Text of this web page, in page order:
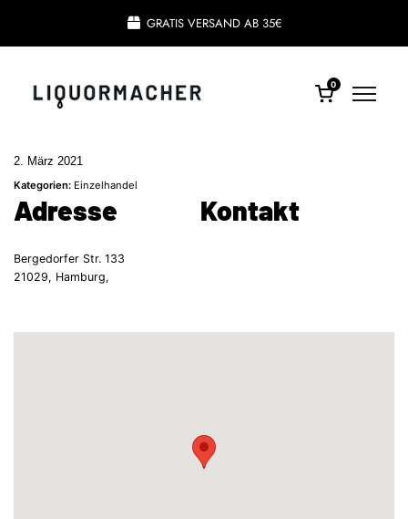
GRATIS VERSAND AB 35€
0
2. März 2021
Kategorien: Einzelhandel
Adresse
Bergedorfer Str. 133
21029, Hamburg,
Kontakt